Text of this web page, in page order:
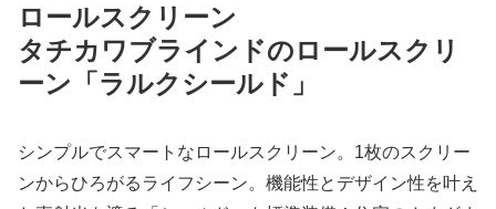
ロールスクリーン
タチカワブラインドのロールスクリ
ーン「ラルクシールド」
シンプルでスマートなロールスクリーン。1枚のスクリー
ンからひろがるライフシーン。機能性とデザイン性を叶え